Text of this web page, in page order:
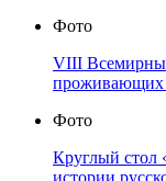
Фото
VIII
проживающих
Фото
Круглый стол